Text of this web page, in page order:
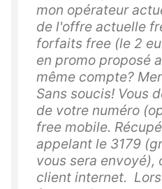
mon opérateur
de l'offre actuelle
forfaits free (le 2
en promo proposé
même compte?
Sans soucis! Vous
de votre numéro
free mobile.
appelant le 3179
vous sera envoyé),
client internet.